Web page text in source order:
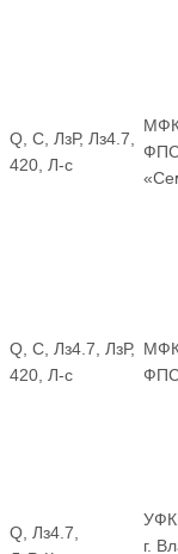
Q, С, ЛзР, Лз4.7,
420, Л-с
Q, С, Лз4.7, ЛзР,
420, Л-с
Q, Лз4.7,
г.